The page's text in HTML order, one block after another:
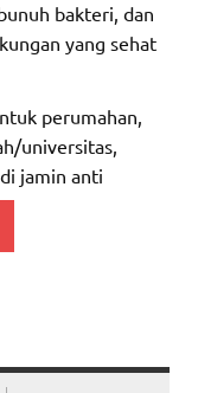
bakteri, dan
yang sehat
perumahan,
universitas,
jamin anti